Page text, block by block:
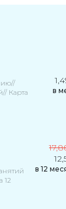
Карта
в
12
в 12